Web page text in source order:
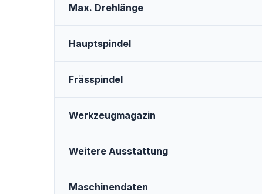
Max. Drehlänge
Hauptspindel
Frässpindel
Werkzeugmagazin
Weitere Ausstattung
Maschinendaten